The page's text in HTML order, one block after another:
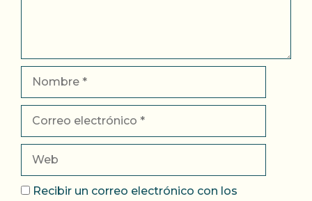
electrónico
Recibir un correo electrónico con los